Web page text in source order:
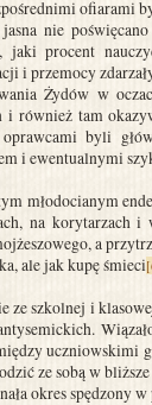
ofiarami
nie
jaki procent
i przemocy
Żydów w
i również tam
byli
i ewentualnymi
młodocianym
na korytarzach i
a
ale jak kupę śmieci
ze szkolnej i
uczniowskimi
ze sobą w
okres spędzony